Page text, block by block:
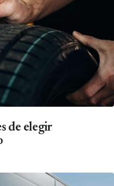
de elegir